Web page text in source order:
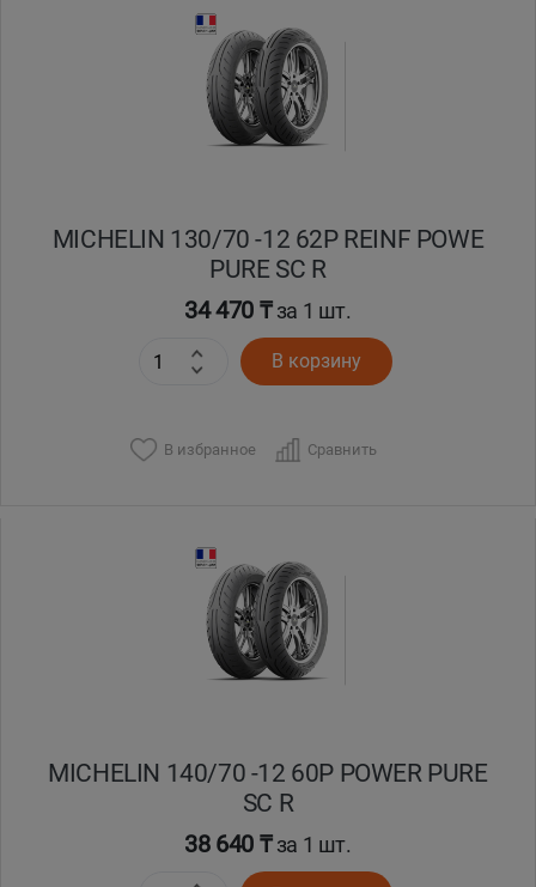
MICHELIN 130/70 -12 62P REINF POWE
PURE SC R
34 470 ₸за 1 шт.
В корзину
В избранное Сравнить
MICHELIN 140/70 -12 60P POWER PURE
SC R
38 640 ₸за 1 шт.